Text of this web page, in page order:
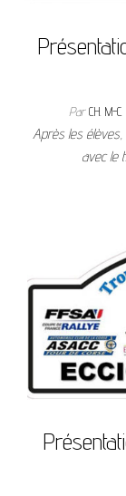
ParCH. M-
Après les élèves,
avec le